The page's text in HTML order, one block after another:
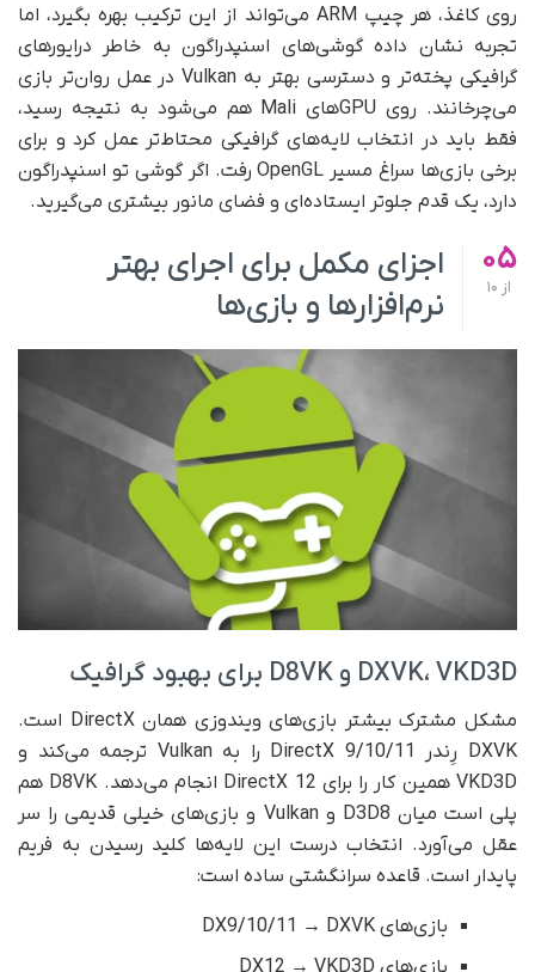
روی کاغذ، هر چیپ ARM می‌تواند از این ترکیب بهره بگیرد، اما
تجربه نشان داده گوشی‌های اسنپدراگون به خاطر درایورهای
گرافیکی پخته‌تر و دسترسی بهتر به Vulkan در عمل روان‌تر بازی
می‌چرخانند. روی GPUهای Mali هم می‌شود به نتیجه رسید،
فقط باید در انتخاب لایه‌های گرافیکی محتاط‌تر عمل کرد و برای
برخی بازی‌ها سراغ مسیر OpenGL رفت. اگر گوشی تو اسنپدراگون
دارد، یک قدم جلوتر ایستاده‌ای و فضای مانور بیشتری می‌گیرید.
05
از
اجزای مکمل برای اجرای بهتر
نرم‌افزارها و بازی‌ها
DXVK، VKD3D و D8VK برای بهبود گرافیک
مشکل مشترک بیشتر بازی‌های ویندوزی همان DirectX است.
DXVK رِندر DirectX 9/10/11 را به Vulkan ترجمه می‌کند و
VKD3D همین کار را برای DirectX 12 انجام می‌دهد. D8VK هم
پلی است میان D3D8 و Vulkan و بازی‌های خیلی قدیمی را سر
عقل می‌آورد. انتخاب درست این لایه‌ها کلید رسیدن به فریم
پایدار است. قاعده سرانگشتی ساده است:
بازی‌های DX9/10/11 → DXVK
بازی‌های DX12 → VKD3D